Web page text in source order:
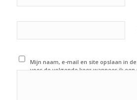
Mijn naam, e-mail en site opslaan in
voor de volgende keer wanneer ik